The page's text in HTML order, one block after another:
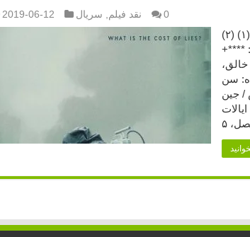
2019-06-12 نقد فیلم سریال 0
چرنوبیل (۲۰۱۹) (۱) (۲) Chernobyl (2019) امتیاز
****+
خالق،
سن
/ جین